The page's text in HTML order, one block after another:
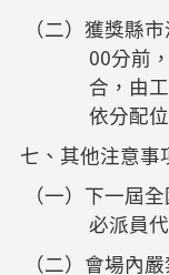
（二）獲獎縣
00分前
合，由
依分配
七、其他注意事
（一）下一屆
必派員
（二）會場內